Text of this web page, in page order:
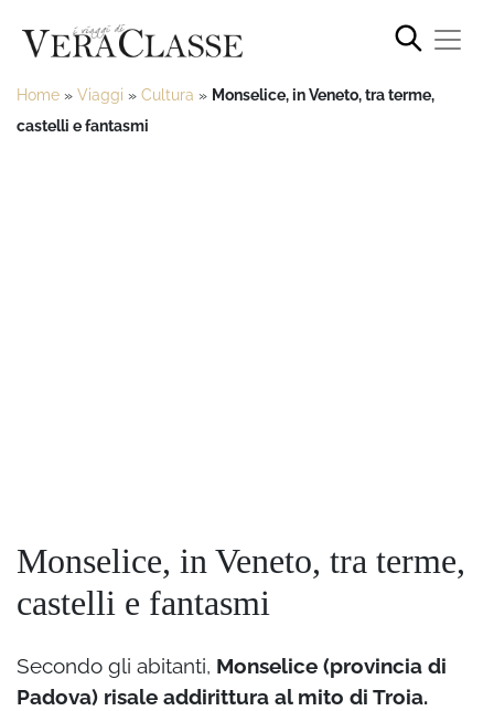
Home » Viaggi » Cultura » Monselice, in Veneto, tra terme,
castelli e fantasmi
Monselice, in Veneto, tra terme,
castelli e fantasmi
Secondo gli abitanti, Monselice (provincia di
Padova) risale addirittura al mito di Troia.